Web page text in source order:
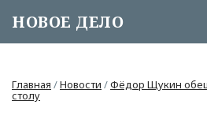
НОВОЕ ДЕЛО
Главная /Новости /Фёдор Щукин
столу